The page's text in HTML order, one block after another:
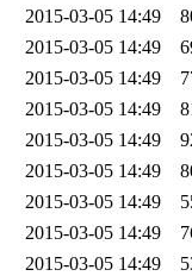
2015-03-05 14:49
2015-03-05 14:49
2015-03-05 14:49
2015-03-05 14:49
2015-03-05 14:49
2015-03-05 14:49
2015-03-05 14:49
2015-03-05 14:49
2015-03-05 14:49